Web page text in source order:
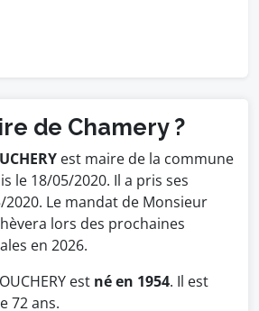
de Chamery ?
est maire de la commune
le 18/05/2020. Il a pris ses
Le mandat de Monsieur
lors des prochaines
en 2026.
est né en 1954. Il est
72 ans.